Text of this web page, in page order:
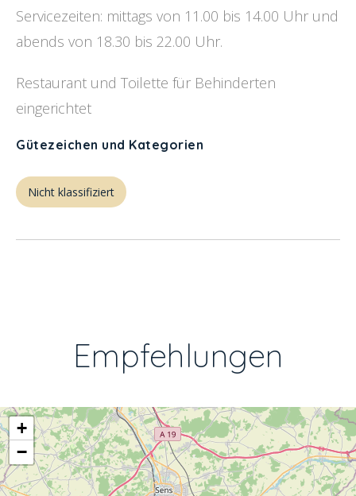
Servicezeiten: mittags von 11.00 bis 14.00 Uhr und
abends von 18.30 bis 22.00 Uhr.
Restaurant und Toilette für Behinderten
eingerichtet
Gütezeichen und Kategorien
Nicht klassifiziert
Empfehlungen
+
−